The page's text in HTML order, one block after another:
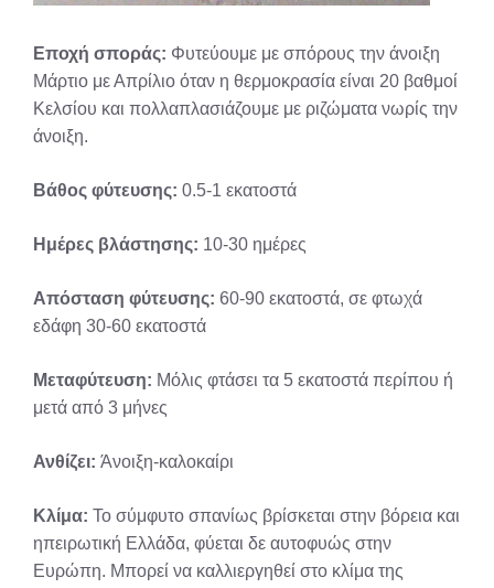
Εποχή σποράς: Φυτεύουμε με σπόρους την άνοιξη
Μάρτιο με Απρίλιο όταν η θερμοκρασία είναι 20 βαθμοί
Κελσίου και πολλαπλασιάζουμε με ριζώματα νωρίς την
άνοιξη.
Βάθος φύτευσης: 0.5-1 εκατοστά
Ημέρες βλάστησης: 10-30 ημέρες
Απόσταση φύτευσης: 60-90 εκατοστά, σε φτωχά
εδάφη 30-60 εκατοστά
Μεταφύτευση: Μόλις φτάσει τα 5 εκατοστά περίπου ή
μετά από 3 μήνες
Ανθίζει: Άνοιξη-καλοκαίρι
Κλίμα: Το σύμφυτο σπανίως βρίσκεται στην βόρεια και
ηπειρωτική Ελλάδα, φύεται δε αυτοφυώς στην
Ευρώπη. Μπορεί να καλλιεργηθεί στο κλίμα της